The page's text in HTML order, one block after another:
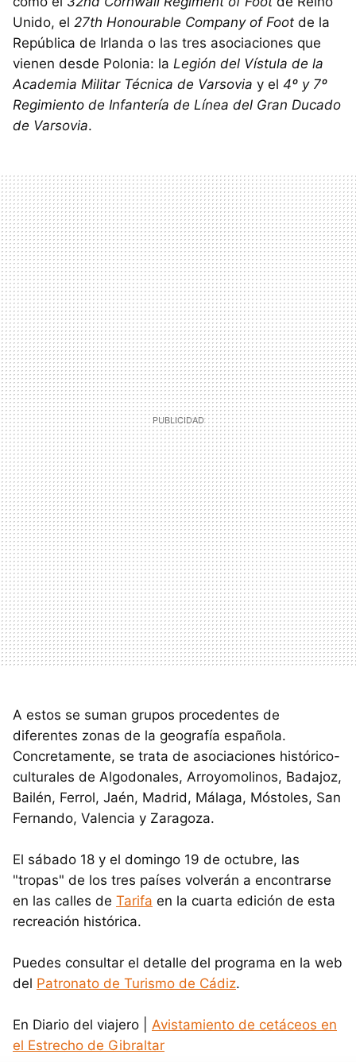
Unido, el 27th Honourable Company of Foot de la
República de Irlanda o las tres asociaciones que
vienen desde Polonia: la Legión del Vístula de la
Academia Militar Técnica de Varsovia y el 4º y 7º
Regimiento de Infantería de Línea del Gran Ducado
de Varsovia.
A estos se suman grupos procedentes de
diferentes zonas de la geografía española.
Concretamente, se trata de asociaciones histórico-
culturales de Algodonales, Arroyomolinos, Badajoz,
Bailén, Ferrol, Jaén, Madrid, Málaga, Móstoles, San
Fernando, Valencia y Zaragoza.
El sábado 18 y el domingo 19 de octubre, las
"tropas" de los tres países volverán a encontrarse
en las calles de Tarifa en la cuarta edición de esta
recreación histórica.
Puedes consultar el detalle del programa en la web
del Patronato de Turismo de Cádiz.
En Diario del viajero | Avistamiento de cetáceos en
el Estrecho de Gibraltar